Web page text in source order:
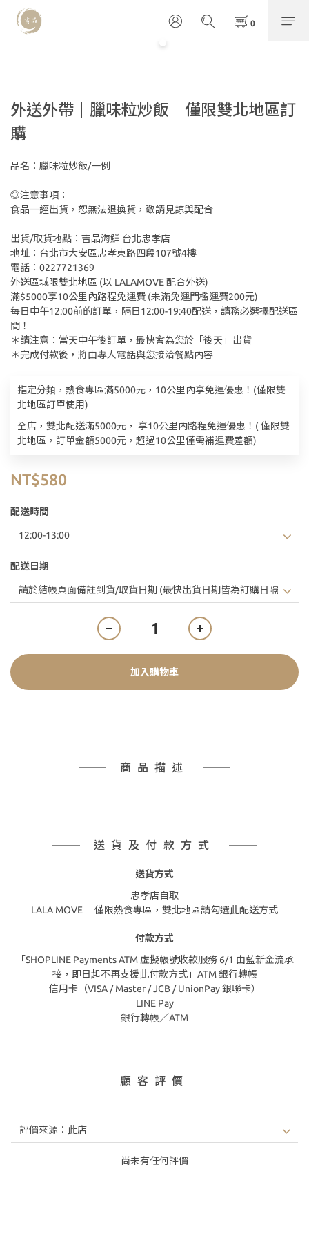
外送外帶｜臘味粒炒飯｜僅限雙北地區訂
購
品名：臘味粒炒飯/一例
◎注意事項：
食品一經出貨，恕無法退換貨，敬請見諒與配合
出貨/取貨地點：吉品海鮮 台北忠孝店
地址：台北市大安區忠孝東路四段107號4樓
電話：0227721369
外送區域限雙北地區 (以 LALAMOVE 配合外送)
滿$5000享10公里內路程免運費 (未滿免運門檻運費200元)
每日中午12:00前的訂單，隔日12:00-19:40配送，請務必選擇配送區
間！
＊請注意：當天中午後訂單，最快會為您於「後天」出貨
＊完成付款後，將由專人電話與您接洽餐點內容
指定分類，熱食專區滿5000元，10公里內享免運優惠！(僅限雙
北地區訂單使用)
全店，雙北配送滿5000元， 享10公里內路程免運優惠！( 僅限雙
北地區，訂單金額5000元，超過10公里僅需補運費差額)
NT$580
配送時間
配送日期
加入購物車
商品描述
送貨及付款方式
送貨方式
忠孝店自取
LALA MOVE ｜僅限熱食專區，雙北地區請勾選此配送方式
付款方式
「SHOPLINE Payments ATM 虛擬帳號收款服務 6/1 由藍新金流承
接，即日起不再支援此付款方式」ATM 銀行轉帳
信用卡（VISA / Master / JCB / UnionPay 銀聯卡）
LINE Pay
銀行轉帳／ATM
顧客評價
尚未有任何評價